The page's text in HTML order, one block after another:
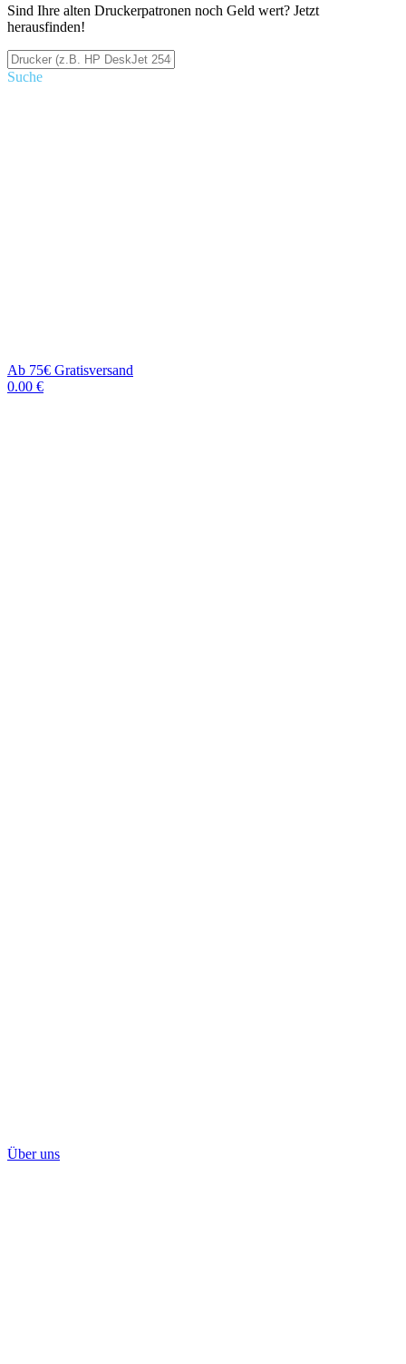
Sind Ihre alten Druckerpatronen noch Geld wert? Jetzt
herausfinden!
Suche
Ab 75€ Gratisversand
0.00 €
Über uns